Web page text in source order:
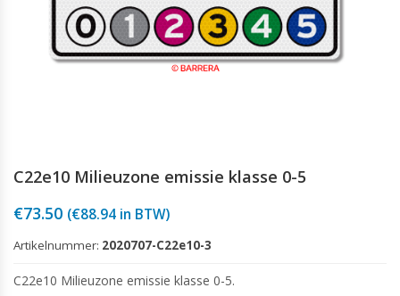
C22e10 Milieuzone emissie klasse 0-5
€73.50 (€88.94 in BTW)
Artikelnummer: 2020707-C22e10-3
C22e10 Milieuzone emissie klasse 0-5.